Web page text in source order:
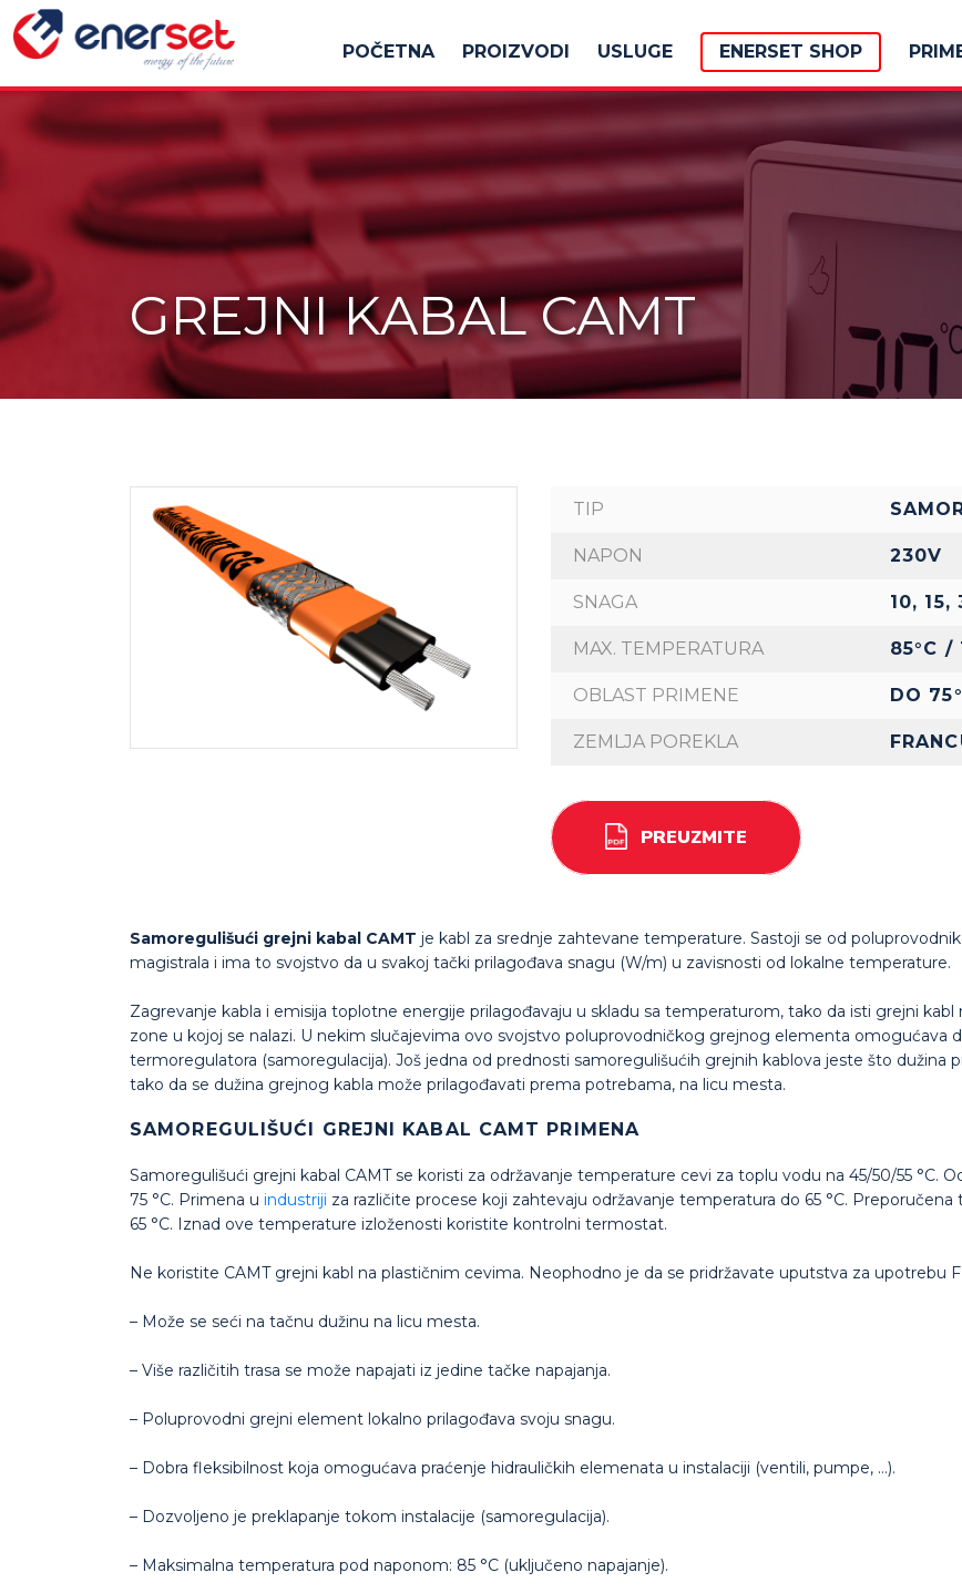
POČETNA PROIZVODI USLUGE ENERSET SHOP
GREJNI KABAL CAMT
TIP
NAPON 230V
SNAGA 10, 15,
MAX. TEMPERATURA 85°C /
OBLAST PRIMENE DO
ZEMLJA POREKLA
PREUZMITE
Samoregulišući grejni kabal CAMT je kabl za srednje zahtevane temperature. Sastoji se od
magistrala i ima to svojstvo da u svakoj tački prilagođava snagu (W/m) u zavisnosti od lokalne temperature.
Zagrevanje kabla i emisija toplotne energije prilagođavaju u skladu sa temperaturom, tako da isti grejni
zone u kojoj se nalazi. U nekim slučajevima ovo svojstvo poluprovodničkog grejnog elementa omogućava
termoregulatora (samoregulacija). Još jedna od prednosti samoregulišućih grejnih kablova jeste što
tako da se dužina grejnog kabla može prilagođavati prema potrebama, na licu mesta.
SAMOREGULIŠUĆI GREJNI KABAL CAMT PRIMENA
Samoregulišući grejni kabal CAMT se koristi za održavanje temperature cevi za toplu vodu na 45/50/55 °C.
75 °C. Primena u industriji za različite procese koji zahtevaju održavanje temperatura do 65 °C.
65 °C. Iznad ove temperature izloženosti koristite kontrolni termostat.
Ne koristite CAMT grejni kabl na plastičnim cevima. Neophodno je da se pridržavate uputstva za upotrebu
– Može se seći na tačnu dužinu na licu mesta.
– Više različitih trasa se može napajati iz jedine tačke napajanja.
– Poluprovodni grejni element lokalno prilagođava svoju snagu.
– Dobra fleksibilnost koja omogućava praćenje hidrauličkih elemenata u instalaciji (ventili, pumpe, …).
– Dozvoljeno je preklapanje tokom instalacije (samoregulacija).
– Maksimalna temperatura pod naponom: 85 °C (uključeno napajanje).